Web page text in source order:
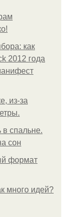
как
2012 года
из-за
в спальне.
сон
формат
много идей?